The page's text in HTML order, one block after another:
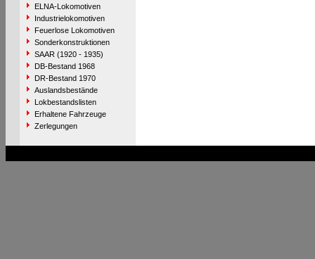
ELNA-Lokomotiven
Industrielokomotiven
Feuerlose Lokomotiven
Sonderkonstruktionen
SAAR (1920 - 1935)
DB-Bestand 1968
DR-Bestand 1970
Auslandsbestände
Lokbestandslisten
Erhaltene Fahrzeuge
Zerlegungen